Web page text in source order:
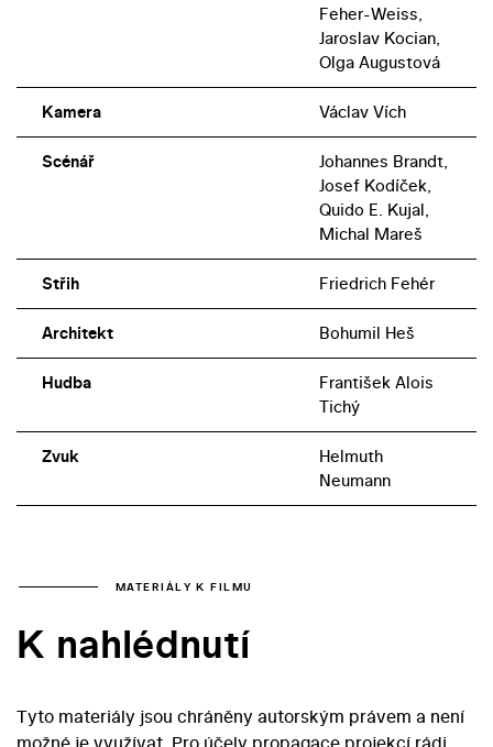
Feher-Weiss,
Jaroslav Kocian,
Olga Augustová
Kamera Václav Vích
Scénář
Johannes Brandt,
Josef Kodíček,
Quido E. Kujal,
Michal Mareš
Střih Friedrich Fehér
Architekt Bohumil Heš
Hudba
František Alois
Tichý
Zvuk
Helmuth
Neumann
MATERIÁLY K FILMU
K nahlédnutí
Tyto materiály jsou chráněny autorským právem a není